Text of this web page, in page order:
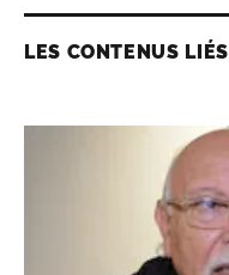
LES CONTENUS LIÉS